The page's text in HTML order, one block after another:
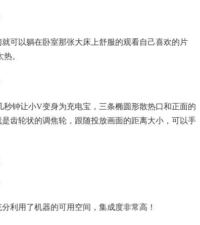
可以躺在卧室那张大床上舒服的观看自己喜欢的片
。
钟让小V变身为充电宝，三条椭圆形散热口和正面的
齿轮状的调焦轮，跟随投放画面的距离大小，可以手
利用了机器的可用空间，集成度非常高！